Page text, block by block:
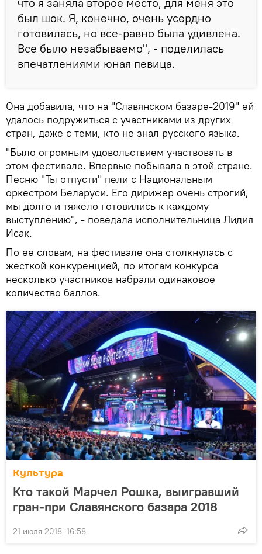
был шок. Я, конечно, очень усердно
готовилась, но все-равно была удивлена.
Все было незабываемо", - поделилась
впечатлениями юная певица.
Она добавила, что на "Славянском базаре-2019" ей
удалось подружиться с участниками из других
стран, даже с теми, кто не знал русского языка.
"Было огромным удовольствием участвовать в
этом фестивале. Впервые побывала в этой стране.
Песню "Ты отпусти" пели с Национальным
оркестром Беларуси. Его дирижер очень строгий,
мы долго и тяжело готовились к каждому
выступлению", - поведала исполнительница Лидия
Исак.
По ее словам, на фестивале она столкнулась с
жесткой конкуренцией, по итогам конкурса
несколько участников набрали одинаковое
количество баллов.
Культура
Кто такой Марчел Рошка, выигравший
гран-при Славянского базара 2018
21 июля 2018, 16:58